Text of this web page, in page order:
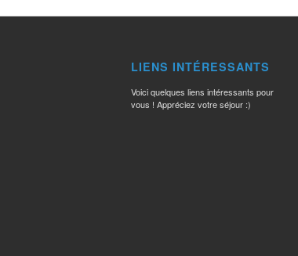
LIENS INTÉRESSANTS
Voici quelques liens intéressants pour
vous ! Appréciez votre séjour :)